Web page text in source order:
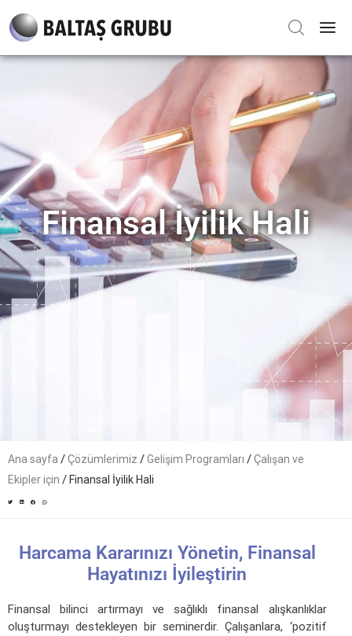
Finansal İyilik Hali
Ana sayfa /Çözümlerimiz /Gelişim Programları /Çalışan ve
Ekipler için / Finansal İyilik Hali
Harcama Kararınızı Yönetin, Finansal
Hayatınızı İyileştirin
Finansal bilinci artırmayı ve sağlıklı finansal alışkanlıklar
oluşturmayı destekleyen bir seminerdir. Çalışanlara, ‘pozitif